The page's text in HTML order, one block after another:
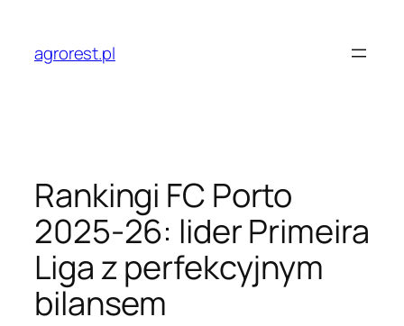
treściagrorest.pl
Rankingi FC Porto
2025-26: lider Primeira
Liga z perfekcyjnym
bilansem